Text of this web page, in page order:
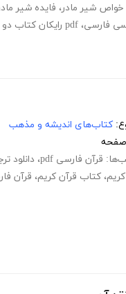
خواص شیر مادر، فایده شیر
فارسی، pdf رایکان کتاب دو زبانه انگلیسی فارسی
کتاب‌های اندیشه و مذهب
قرآن فارسی pdf ، دانلود
، کتاب قرآن کریم، قرآن